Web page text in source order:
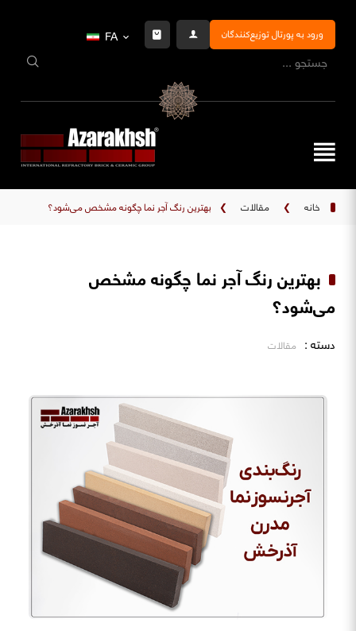
ورود به پورتال توزیع‌کنندگان FA
خانه ❯ مقالات ❯ بهترین رنگ آجر نما چگونه مشخص می‌شود؟
بهترین رنگ آجر نما چگونه مشخص
می‌شود؟
دسته : مقالات